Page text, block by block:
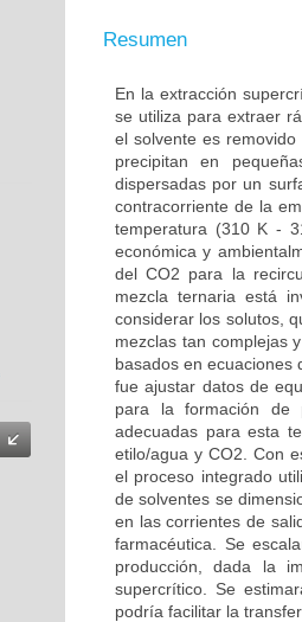
Resumen
En la extracción
se utiliza para extraer
el solvente es
precipitan en
dispersadas por un
contracorriente de la
temperatura (310 K -
económica y
del CO2 para la
mezcla ternaria está
considerar los solutos,
mezclas tan complejas
basados en ecuaciones
fue ajustar datos de
para la formación de
adecuadas para esta
etilo/agua y CO2. Con
el proceso integrado
de solventes se
en las corrientes de
farmacéutica. Se
producción, dada la
supercrítico. Se
podría facilitar la